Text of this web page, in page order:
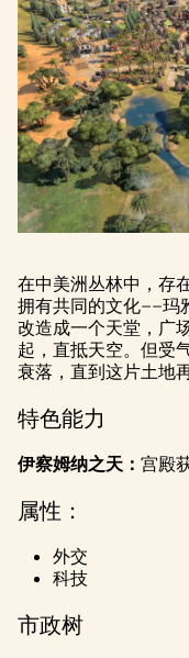
在中美洲丛林中，存
拥有共同的文化——玛
改造成一个天堂，广
起，直抵天空。但受
衰落，直到这片土地
特色能力
伊察姆纳之天： 宫殿
属性：
外交
科技
市政树